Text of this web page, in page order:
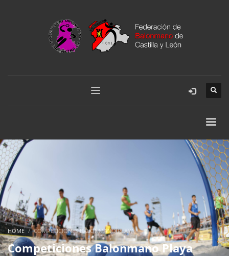
HOME COMPETICIONES BALONMANO PLAYA
Competiciones Balonmano Playa